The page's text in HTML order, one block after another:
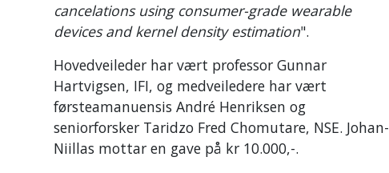
cancelations using consumer-grade wearable
devices and kernel density estimation".
Hovedveileder har vært professor Gunnar
Hartvigsen, IFI, og medveiledere har vært
førsteamanuensis André Henriksen og
seniorforsker Taridzo Fred Chomutare, NSE. Johan-
Niillas mottar en gave på kr 10.000,-.